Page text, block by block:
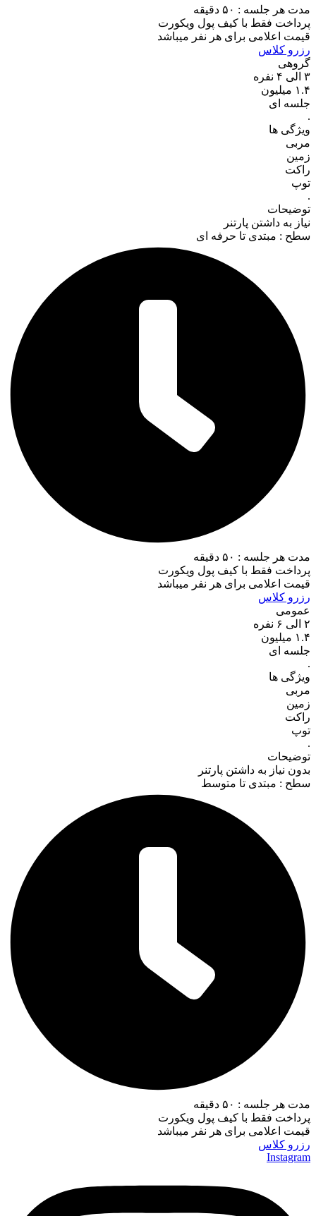
مدت هر جلسه : ۵۰ دقیقه
پرداخت فقط با کیف پول ویکورت
قیمت اعلامی برای هر نفر میباشد
رزرو کلاس
گروهی
۳ الی ۴ نفره
۱.۴ میلیون
جلسه ای
.
ویژگی ها
مربی
زمین
راکت
توپ
.
توضیحات
نیاز به داشتن پارتنر
سطح : مبتدی تا حرفه ای
مدت هر جلسه : ۵۰ دقیقه
پرداخت فقط با کیف پول ویکورت
قیمت اعلامی برای هر نفر میباشد
رزرو کلاس
عمومی
۲ الی ۶ نفره
۱.۴ میلیون
جلسه ای
.
ویژگی ها
مربی
زمین
راکت
توپ
.
توضیحات
بدون نیاز به داشتن پارتنر
سطح : مبتدی تا متوسط
مدت هر جلسه : ۵۰ دقیقه
پرداخت فقط با کیف پول ویکورت
قیمت اعلامی برای هر نفر میباشد
رزرو کلاس
Instagram